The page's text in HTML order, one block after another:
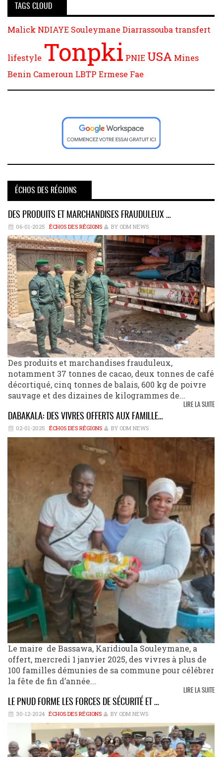
TAGS CLOUD
Malick NDIAYE Souleymane Diarrassouba transfert
lifestyle Tonpki PNIE USA Mines
Benin Cameroun LBTP Ermese Fae
ÉCHOS DES RÉGIONS
DES PRODUITS ET MARCHANDISES FRAUDULEUX …
06-01-2025 ÉCHOS DES RÉGIONS BY ODM NEWS
Des produits et marchandises frauduleux,
notamment 37 tonnes de cacao, deux tonnes de café
décortiqué, cinq tonnes de balais, 600 kg de poivre
sauvage et des dizaines de kilogrammes de...
LIRE LA SUITE
DABAKALA: DES VIVRES OFFERTS AUX FAMILLE…
02-01-2025 ÉCHOS DES RÉGIONS BY ODM NEWS
Le maire de Bassawa, Karidioula Souleymane, a
offert, mercredi 1 janvier 2025, des vivres à plus de
100 familles démunies de sa commune pour célébrer
la fête de fin d’année...
LIRE LA SUITE
LE PNUD FORME LES FORCES DE SÉCURITÉ ET …
30-12-2024 ÉCHOS DES RÉGIONS BY ODM NEWS